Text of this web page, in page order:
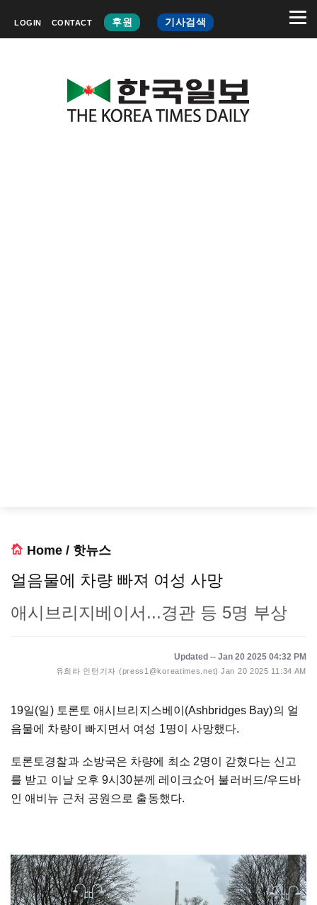
LOGIN CONTACT 후원 기사검색
Home / 핫뉴스
얼음물에 차량 빠져 여성 사망
애시브리지베이서...경관 등 5명 부상
Updated -- Jan 20 2025 04:32 PM
유희라 인턴기자 (press1@koreatimes.net) Jan 20 2025 11:34 AM
19일(일) 토론토 애시브리지스베이(Ashbridges Bay)의 얼
음물에 차량이 빠지면서 여성 1명이 사망했다.
토론토경찰과 소방국은 차량에 최소 2명이 갇혔다는 신고
를 받고 이날 오후 9시30분께 레이크쇼어 불러버드/우드바
인 애비뉴 근처 공원으로 출동했다.